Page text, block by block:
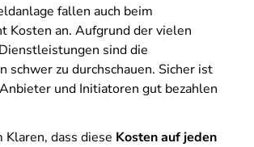
fallen auch beim
Kosten an. Aufgrund der vielen
sind die
schwer zu durchschauen. Sicher ist
und Initiatoren gut bezahlen
Klaren, dass diese Kosten auf jeden